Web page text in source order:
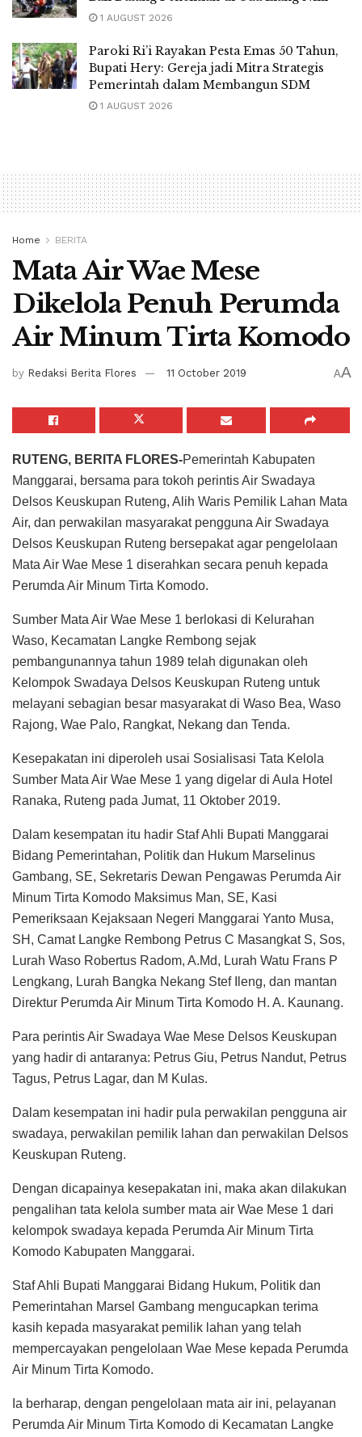
1 AUGUST 2026
Paroki Ri’i Rayakan Pesta Emas 50 Tahun,
Bupati Hery: Gereja jadi Mitra Strategis
Pemerintah dalam Membangun SDM
1 AUGUST 2026
Home BERITA
Mata Air Wae Mese
Dikelola Penuh Perumda
Air Minum Tirta Komodo
by Redaksi Berita Flores 11 October 2019 AA
RUTENG, BERITA FLORES-Pemerintah Kabupaten
Manggarai, bersama para tokoh perintis Air Swadaya
Delsos Keuskupan Ruteng, Alih Waris Pemilik Lahan Mata
Air, dan perwakilan masyarakat pengguna Air Swadaya
Delsos Keuskupan Ruteng bersepakat agar pengelolaan
Mata Air Wae Mese 1 diserahkan secara penuh kepada
Perumda Air Minum Tirta Komodo.
Sumber Mata Air Wae Mese 1 berlokasi di Kelurahan
Waso, Kecamatan Langke Rembong sejak
pembangunannya tahun 1989 telah digunakan oleh
Kelompok Swadaya Delsos Keuskupan Ruteng untuk
melayani sebagian besar masyarakat di Waso Bea, Waso
Rajong, Wae Palo, Rangkat, Nekang dan Tenda.
Kesepakatan ini diperoleh usai Sosialisasi Tata Kelola
Sumber Mata Air Wae Mese 1 yang digelar di Aula Hotel
Ranaka, Ruteng pada Jumat, 11 Oktober 2019.
Dalam kesempatan itu hadir Staf Ahli Bupati Manggarai
Bidang Pemerintahan, Politik dan Hukum Marselinus
Gambang, SE, Sekretaris Dewan Pengawas Perumda Air
Minum Tirta Komodo Maksimus Man, SE, Kasi
Pemeriksaan Kejaksaan Negeri Manggarai Yanto Musa,
SH, Camat Langke Rembong Petrus C Masangkat S, Sos,
Lurah Waso Robertus Radom, A.Md, Lurah Watu Frans P
Lengkang, Lurah Bangka Nekang Stef Ileng, dan mantan
Direktur Perumda Air Minum Tirta Komodo H. A. Kaunang.
Para perintis Air Swadaya Wae Mese Delsos Keuskupan
yang hadir di antaranya: Petrus Giu, Petrus Nandut, Petrus
Tagus, Petrus Lagar, dan M Kulas.
Dalam kesempatan ini hadir pula perwakilan pengguna air
swadaya, perwakilan pemilik lahan dan perwakilan Delsos
Keuskupan Ruteng.
Dengan dicapainya kesepakatan ini, maka akan dilakukan
pengalihan tata kelola sumber mata air Wae Mese 1 dari
kelompok swadaya kepada Perumda Air Minum Tirta
Komodo Kabupaten Manggarai.
Staf Ahli Bupati Manggarai Bidang Hukum, Politik dan
Pemerintahan Marsel Gambang mengucapkan terima
kasih kepada masyarakat pemilik lahan yang telah
mempercayakan pengelolaan Wae Mese kepada Perumda
Air Minum Tirta Komodo.
Ia berharap, dengan pengelolaan mata air ini, pelayanan
Perumda Air Minum Tirta Komodo di Kecamatan Langke